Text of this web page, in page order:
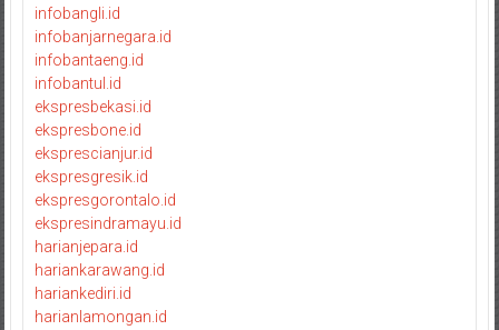
infobangli.id
infobanjarnegara.id
infobantaeng.id
infobantul.id
ekspresbekasi.id
ekspresbone.id
eksprescianjur.id
ekspresgresik.id
ekspresgorontalo.id
ekspresindramayu.id
harianjepara.id
hariankarawang.id
hariankediri.id
harianlamongan.id